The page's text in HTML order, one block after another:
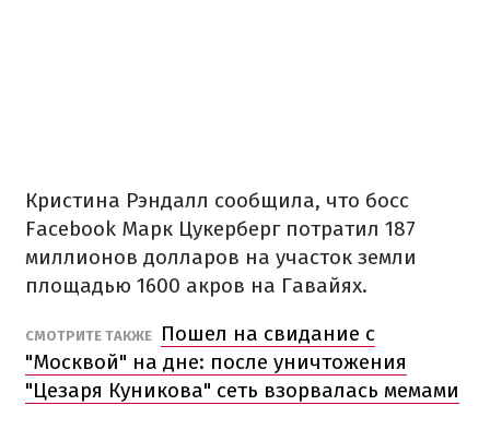
Кристина Рэндалл сообщила, что босс
Facebook Марк Цукерберг потратил 187
миллионов долларов на участок земли
площадью 1600 акров на Гавайях.
СМОТРИТЕ ТАКЖЕ
Пошел на свидание с
"Москвой" на дне: после уничтожения
"Цезаря Куникова" сеть взорвалась мемами